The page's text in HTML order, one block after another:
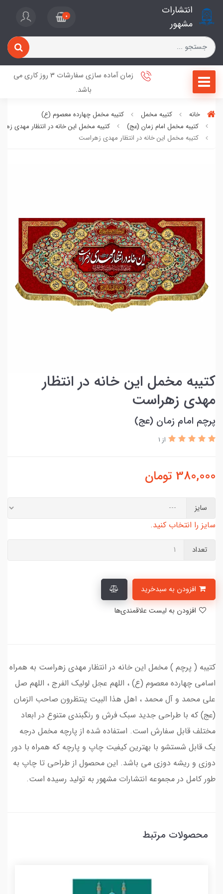
انتشارات
مشهور
0
زمان آماده سازی سفارشات 3 روز کاری می
باشد.
خانه کتیبه مخمل
کتیبه مخمل چهارده معصوم (ع)
کتیبه مخمل امام زمان (عج)
کتیبه مخمل این خانه در انتظار مهدی
کتیبه مخمل این خانه در انتظار مهدی زهراست
کتیبه مخمل این خانه در انتظار
مهدی زهراست
پرچم امام زمان (عج)
از 1
380,000 تومان
سایز
سایز را انتخاب کنید.
تعداد
کتیبه ( پرچم ) مخمل این خانه در انتظار مهدی زهراست به همراه
اسامی چهارده معصوم (ع) ، اللهم عجل لولیک الفرج ، اللهم صل
علی محمد و آل محمد ، اهل هذا البیت ینتظرون صاحب الزمان
(عج) که با طراحی جدید سبک فرش و رنگبندی متنوع در ابعاد
مختلف قابل سفارش است. استفاده شده از پارچه مخمل درجه
یک قابل شستشو با بهترین کیفیت چاپ و پارچه که همراه با دور
دوزی و ریشه دوزی می باشد. این محصول از طراحی تا چاپ به
طور کامل در مجموعه انتشارات مشهور به تولید رسیده است.
محصولات مرتبط